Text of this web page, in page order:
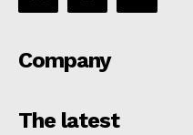
Company
The latest